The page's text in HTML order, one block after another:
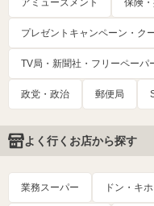
アミューズメント 保険
プレゼントキャンペーン・ク
TV局・新聞社・フリーペーパ
政党・政治 郵便局
よく行くお店から探す
業務スーパー ドン・キ